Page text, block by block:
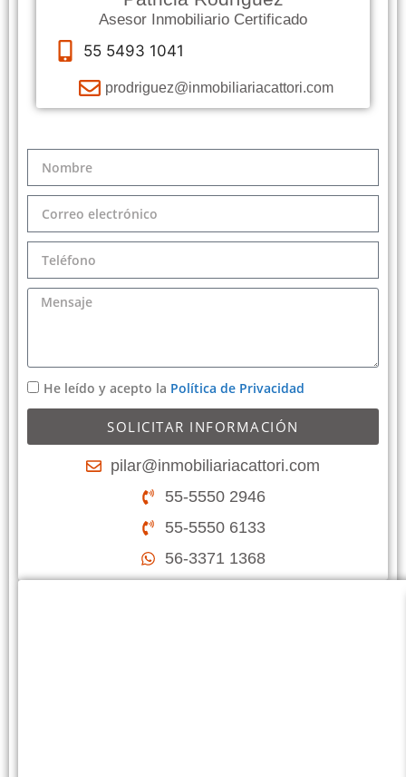
Asesor Inmobiliario Certificado
55 5493 1041
prodriguez@inmobiliariacattori.com
He leído y acepto la Política de Privacidad
SOLICITAR INFORMACIÓN
pilar@inmobiliariacattori.com
55-5550 2946
55-5550 6133
56-3371 1368